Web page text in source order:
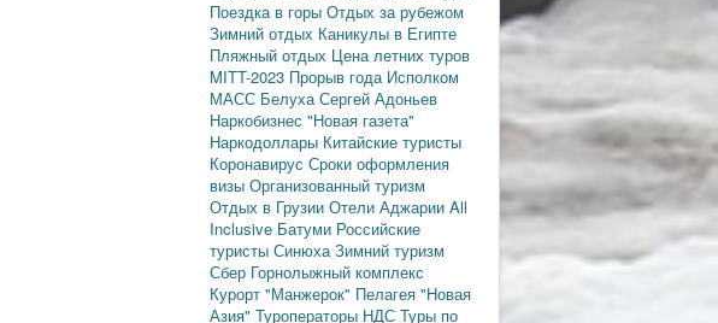
Поездка в горы Отдых за рубежом
Зимний отдых Каникулы в Египте
Пляжный отдых Цена летних туров
MITT-2023 Прорыв года Исполком
МАСС БелухаСергей Адоньев
Наркобизнес "Новая газета"
Наркодоллары Китайские туристы
Коронавирус Сроки оформления
визы Организованный туризм
Отдых в Грузии Отели Аджарии All
Inclusive Батуми Российские
туристы СинюхаЗимний туризм
Сбер Горнолыжный комплекс
Курорт "Манжерок" Пелагея "Новая
Азия" Туроператоры НДС Туры по